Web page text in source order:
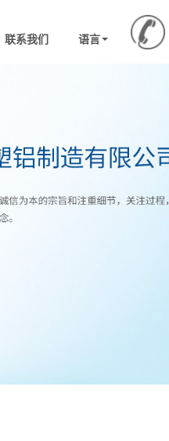
联系我们 语言